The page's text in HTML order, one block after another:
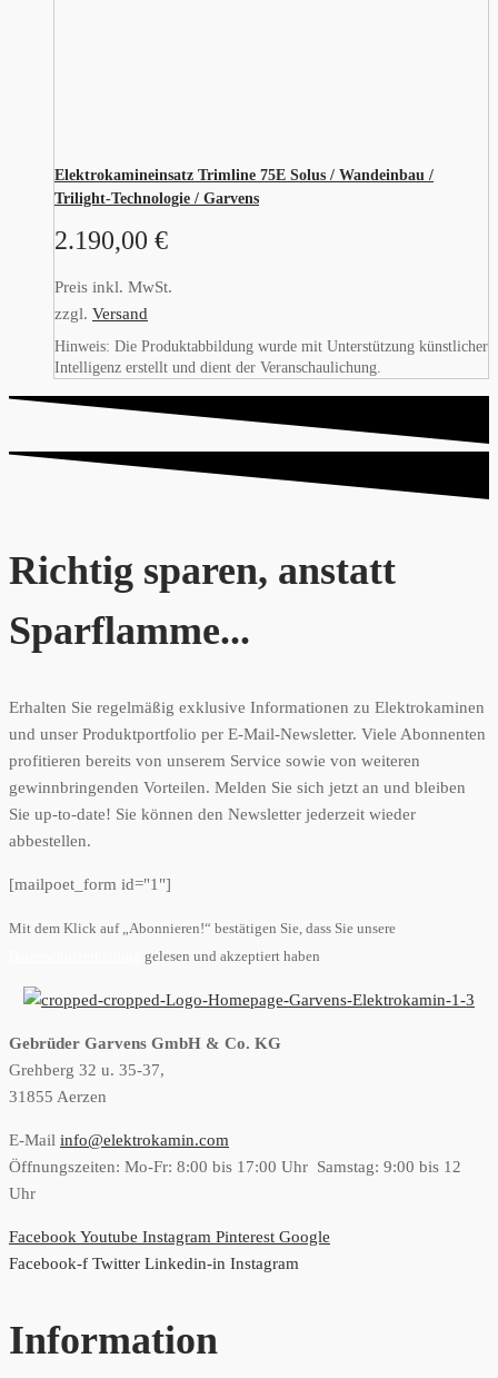
Elektrokamineinsatz Trimline 75E Solus / Wandeinbau /
Trilight-Technologie / Garvens
2.190,00 €
Preis inkl. MwSt.
zzgl. Versand
Hinweis: Die Produktabbildung wurde mit Unterstützung künstlicher
Intelligenz erstellt und dient der Veranschaulichung.
Richtig sparen, anstatt
Sparflamme...
Erhalten Sie regelmäßig exklusive Informationen zu Elektrokaminen
und unser Produktportfolio per E-Mail-Newsletter. Viele Abonnenten
profitieren bereits von unserem Service sowie von weiteren
gewinnbringenden Vorteilen. Melden Sie sich jetzt an und bleiben
Sie up-to-date! Sie können den Newsletter jederzeit wieder
abbestellen.
[mailpoet_form id="1"]
Mit dem Klick auf „Abonnieren!“ bestätigen Sie, dass Sie unsere
gelesen und akzeptiert haben
Gebrüder Garvens GmbH & Co. KG
Grehberg 32 u. 35-37,
31855 Aerzen
E-Mail info@elektrokamin.com
Öffnungszeiten: Mo-Fr: 8:00 bis 17:00 Uhr Samstag: 9:00 bis 12
Uhr
Facebook Youtube Instagram Pinterest Google
Facebook-f Twitter Linkedin-in Instagram
Information